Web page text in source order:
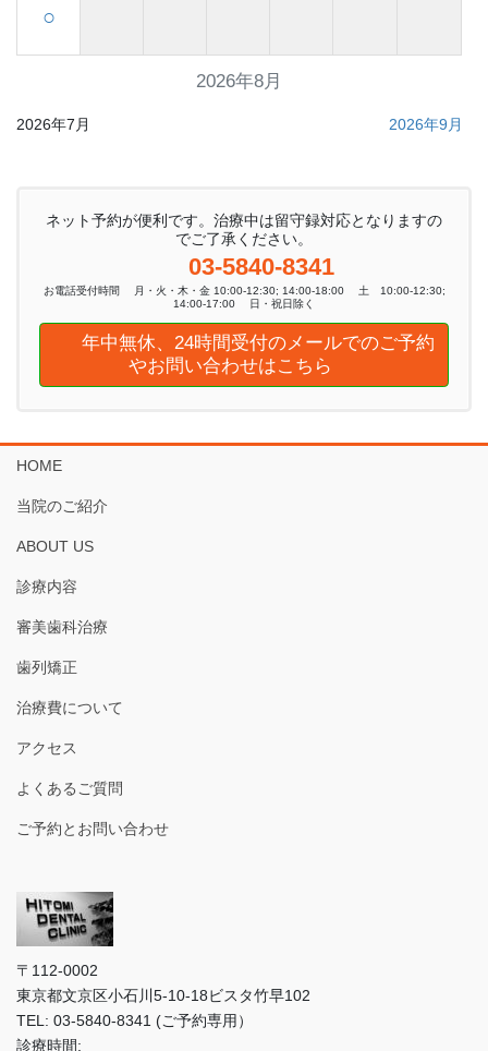
2026年8月
○
2026年7月 2026年9月
ネット予約が便利です。治療中は留守録対応となりますの
でご了承ください。
03-5840-8341
お電話受付時間 月・火・木・金 10:00-12:30; 14:00-18:00 土 10:00-12:30;
14:00-17:00 日・祝日除く
年中無休、24時間受付のメールでのご予約
やお問い合わせはこちら
HOME
当院のご紹介
ABOUT US
診療内容
審美歯科治療
歯列矯正
治療費について
アクセス
よくあるご質問
ご予約とお問い合わせ
〒112-0002
東京都文京区小石川5-10-18ビスタ竹早102
TEL: 03-5840-8341 (ご予約専用）
診療時間: